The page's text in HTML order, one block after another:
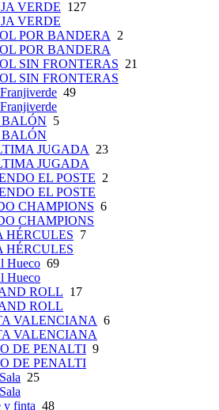
VERDE 127
VERDE
POR BANDERA 2
POR BANDERA
SIN FRONTERAS 21
SIN FRONTERAS
49
5
JUGADA 23
JUGADA
EL POSTE 2
EL POSTE
CHAMPIONS 6
CHAMPIONS
HÉRCULES 7
HÉRCULES
Hueco 69
Hueco
ROLL 17
ROLL
VALENCIANA 6
VALENCIANA
DE PENALTI 9
DE PENALTI
25
y finta 48